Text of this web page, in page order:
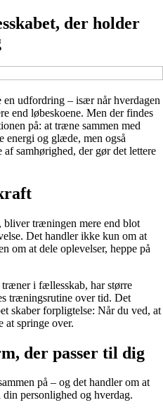
der holder
udfordring – især når hverdagen
end løbeskoene. Men der findes
på: at træne sammen med
energi og glæde, men også
samhørighed, der gør det lettere
bliver træningen mere end blot
Det handler ikke kun om at
om at dele oplevelser, heppe på
træner i fællesskab, har større
træningsrutine over tid. Det
skaber forpligtelse: Når du ved, at
at springe over.
der passer til dig
på – og det handler om at
personlighed og hverdag.